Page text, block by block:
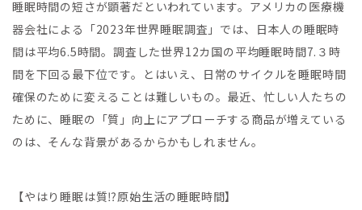
睡眠時間の短さが顕著だといわれています。アメリカの医療機
器会社による「2023年世界睡眠調査」では、日本人の睡眠時
間は平均6.5時間。調査した世界12カ国の平均睡眠時間7.３時
間を下回る最下位です。とはいえ、日常のサイクルを睡眠時間
確保のために変えることは難しいもの。最近、忙しい人たちの
ために、睡眠の「質」向上にアプローチする商品が増えている
のは、そんな背景があるからかもしれません。
【やはり睡眠は質⁉原始生活の睡眠時間】